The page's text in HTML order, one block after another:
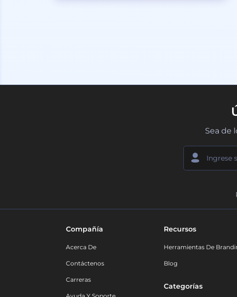
Sea de
Compañía
Acerca De
Contáctenos
Carreras
Recursos
Herramientas De
Blog
Categorías